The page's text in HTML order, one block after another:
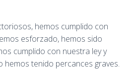
hemos cumplido con
esforzado, hemos sido
cumplido con nuestra ley y
hemos tenido percances graves.